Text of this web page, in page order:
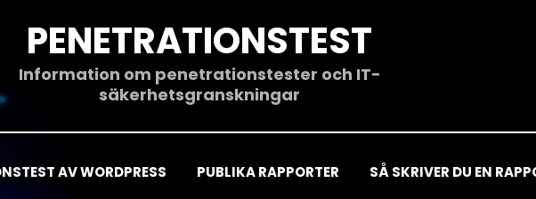
PENETRATIONSTEST
Information om penetrationstester och IT-
säkerhetsgranskningar
AV WORDPRESS PUBLIKA RAPPORTER SÅ SKRIVER DU EN